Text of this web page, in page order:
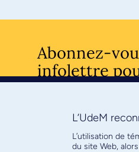
Abonnez-
infolettre
l’actualité
L’UdeM
L’utilisation de
du site Web,